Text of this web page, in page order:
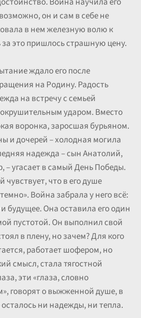
он и сам в себе не
в нем железную волю к
это пришлось страшную цену.
ждало его после
на Родину. Радость
на встречу с семьей
ударом. Вместо
воронка, заросшая бурьяном.
и дочерей – холодная могила
надежда – сын Анатолий,
угасает в самый День Победы.
чувствует, что в его душе
Война забрала у него всё:
будущее. Она оставила его один
пустотой. Он выполнил свой
в плену, но зачем? Для кого
работает шофером, но
смысл, стала тягостной
эти «глаза, словно
говорят о выжженной душе, в
ни надежды, ни тепла.